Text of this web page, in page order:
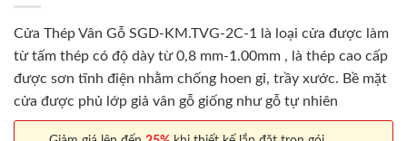
Cửa Thép Vân Gỗ SGD-KM.TVG-2C-1 là loại cửa được làm
từ tấm thép có độ dày từ 0,8 mm-1.00mm , là thép cao cấp
được sơn tĩnh điện nhằm chống hoen gỉ, trầy xước. Bề mặt
cửa được phủ lớp giả vân gỗ giống như gỗ tự nhiên